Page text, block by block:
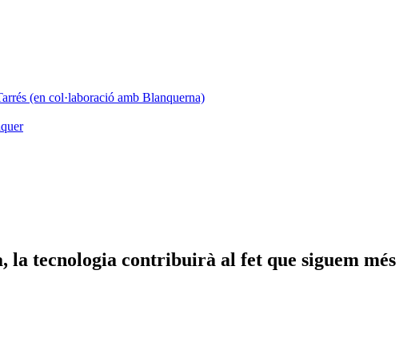
(en col·laboració amb Blanquerna)
la tecnologia contribuirà al fet que siguem